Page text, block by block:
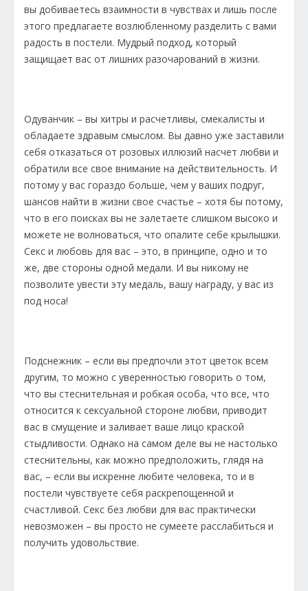
вы добиваетесь взаимности в чувствах и лишь после
этого предлагаете возлюбленному разделить с вами
радость в постели. Мудрый подход, который
защищает вас от лишних разочарований в жизни.
Одуванчик – вы хитры и расчетливы, смекалисты и
обладаете здравым смыслом. Вы давно уже заставили
себя отказаться от розовых иллюзий насчет любви и
обратили все свое внимание на действительность. И
потому у вас гораздо больше, чем у ваших подруг,
шансов найти в жизни свое счастье – хотя бы потому,
что в его поисках вы не залетаете слишком высоко и
можете не волноваться, что опалите себе крылышки.
Секс и любовь для вас – это, в принципе, одно и то
же, две стороны одной медали. И вы никому не
позволите увести эту медаль, вашу награду, у вас из
под носа!
Подснежник – если вы предпочли этот цветок всем
другим, то можно с уверенностью говорить о том,
что вы стеснительная и робкая особа, что все, что
относится к сексуальной стороне любви, приводит
вас в смущение и заливает ваше лицо краской
стыдливости. Однако на самом деле вы не настолько
стеснительны, как можно предположить, глядя на
вас, – если вы искренне любите человека, то и в
постели чувствуете себя раскрепощенной и
счастливой. Секс без любви для вас практически
невозможен – вы просто не сумеете расслабиться и
получить удовольствие.